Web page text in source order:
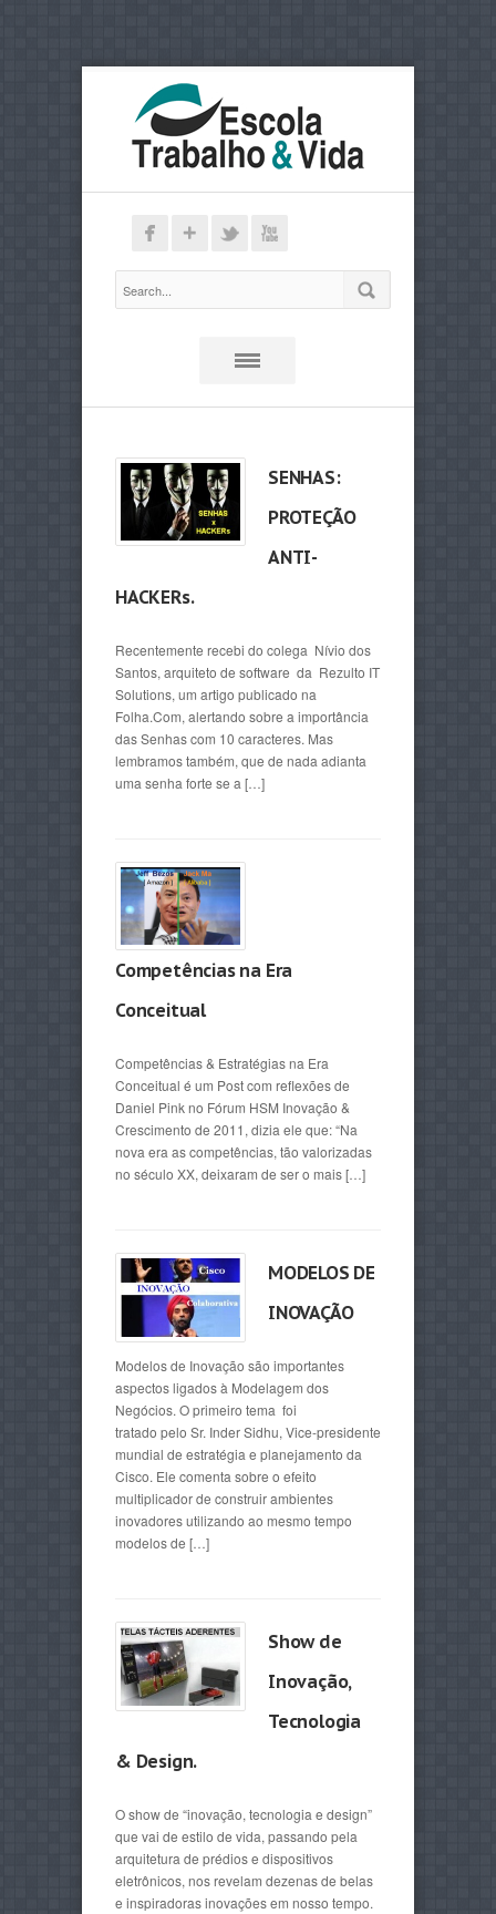
SENHAS:
PROTEÇÃO
ANTI-
HACKERs.
Recentemente recebi do colega Nívio dos
Santos, arquiteto de software da Rezulto IT
Solutions, um artigo publicado na
Folha.Com, alertando sobre a importância
das Senhas com 10 caracteres. Mas
lembramos também, que de nada adianta
uma senha forte se a […]
Competências na Era
Conceitual
Competências & Estratégias na Era
Conceitual é um Post com reflexões de
Daniel Pink no Fórum HSM Inovação &
Crescimento de 2011, dizia ele que: “Na
nova era as competências, tão valorizadas
no século XX, deixaram de ser o mais […]
MODELOS DE
INOVAÇÃO
Modelos de Inovação são importantes
aspectos ligados à Modelagem dos
Negócios. O primeiro tema foi
tratado pelo Sr. Inder Sidhu, Vice-presidente
mundial de estratégia e planejamento da
Cisco. Ele comenta sobre o efeito
multiplicador de construir ambientes
inovadores utilizando ao mesmo tempo
modelos de […]
Show de
Inovação,
Tecnologia
& Design.
O show de “inovação, tecnologia e design”
que vai de estilo de vida, passando pela
arquitetura de prédios e dispositivos
eletrônicos, nos revelam dezenas de belas
e inspiradoras inovações em nosso tempo.